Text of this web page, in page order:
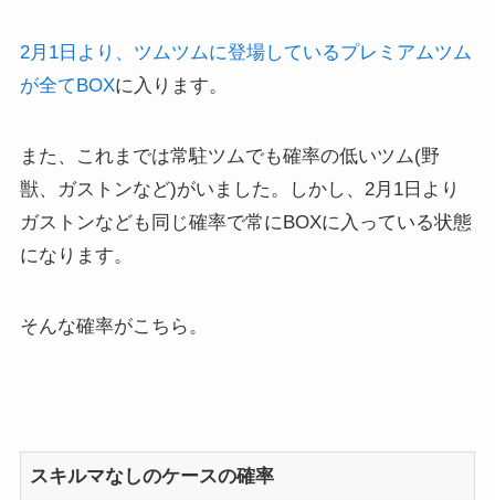
2月1日より、ツムツムに登場しているプレミアムツム
が全てBOXに入ります。
また、これまでは常駐ツムでも確率の低いツム(野
獣、ガストンなど)がいました。しかし、2月1日より
ガストンなども同じ確率で常にBOXに入っている状態
になります。
そんな確率がこちら。
スキルマなしのケースの確率